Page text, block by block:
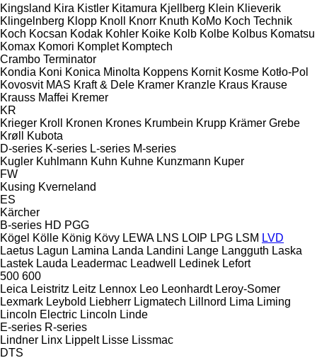
Kingsland Kira Kistler Kitamura Kjellberg Klein Klieverik
Klingelnberg Klopp Knoll Knorr Knuth KoMo Koch Technik
Koch Kocsan Kodak Kohler Koike Kolb Kolbe Kolbus Komatsu
Komax Komori Komplet Komptech
Crambo Terminator
Kondia Koni Konica Minolta Koppens Kornit Kosme Kotło-Pol
Kovosvit MAS Kraft & Dele Kramer Kranzle Kraus Krause
Krauss Maffei Kremer
KR
Krieger Kroll Kronen Krones Krumbein Krupp Krämer Grebe
Krøll
Kubota
D-series K-series L-series M-series
Kugler Kuhlmann Kuhn Kuhne Kunzmann Kuper
FW
Kusing Kverneland
ES
Kärcher
B-series HD PGG
Kögel Kölle König Kövy LEWA LNS LOIP LPG LSM LVD
Laetus Lagun Lamina Landa Landini Lange Langguth Laska
Lastek Lauda Leadermac Leadwell Ledinek Lefort
500 600
Leica Leistritz Leitz Lennox Leo Leonhardt Leroy-Somer
Lexmark Leybold Liebherr Ligmatech Lillnord Lima Liming
Lincoln Electric Lincoln Linde
E-series R-series
Lindner Linx Lippelt Lisse Lissmac
DTS